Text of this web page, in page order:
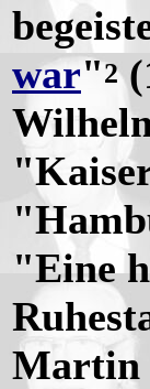
war"2
"Eine
Martin